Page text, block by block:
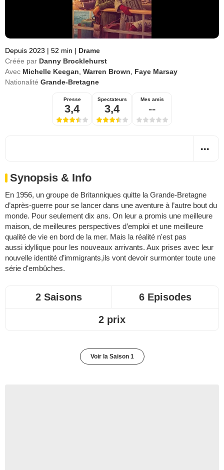
Depuis 2023 | 52 min | Drame
Créée par Danny Brocklehurst
Avec Michelle Keegan Warren Brown
Faye Marsay
Nationalité Grande-Bretagne
Presse
3,4
Spectateurs
3,4
Mes amis
--
Synopsis & Info
En 1956, un groupe de Britanniques quitte la Grande-Bretagne
d’après-guerre pour se lancer dans une aventure à l’autre bout du
monde. Pour seulement dix ans. On leur a promis une meilleure
maison, de meilleures perspectives d’emploi et une meilleure
qualité de vie en bord de la mer. Mais la réalité n'est pas
aussi idyllique pour les nouveaux arrivants. Aux prises avec leur
nouvelle identité d’immigrants,ils vont devoir surmonter toute une
série d'embûches.
2 Saisons 6 Episodes
2 prix
Voir la Saison 1